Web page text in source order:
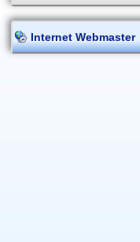
Internet Webmaster